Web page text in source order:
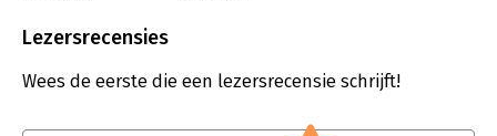
Uitgever:
Lezersrecensies
Wees de eerste die een lezersrecensie schrijft!